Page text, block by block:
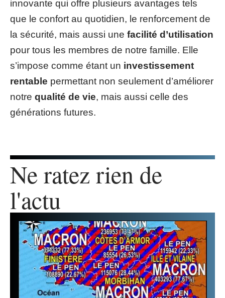
innovante qui offre plusieurs avantages tels
que le confort au quotidien, le renforcement de
la sécurité, mais aussi une facilité d’utilisation
pour tous les membres de notre famille. Elle
s’impose comme étant un investissement
rentable permettant non seulement d’améliorer
notre qualité de vie, mais aussi celle des
générations futures.
Ne ratez rien de
l'actu